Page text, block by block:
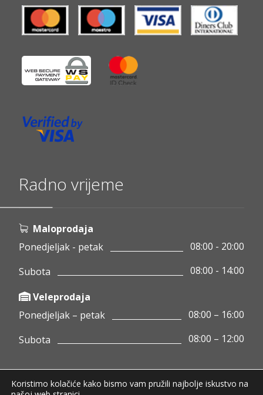
Radno vrijeme
Maloprodaja
Ponedjeljak - petak
08:00 - 20:00
Subota
08:00 - 14:00
Veleprodaja
Ponedjeljak – petak
08:00 – 16:00
Subota
08:00 – 12:00
Koristimo kolačiće kako bismo vam pružili najbolje iskustvo na